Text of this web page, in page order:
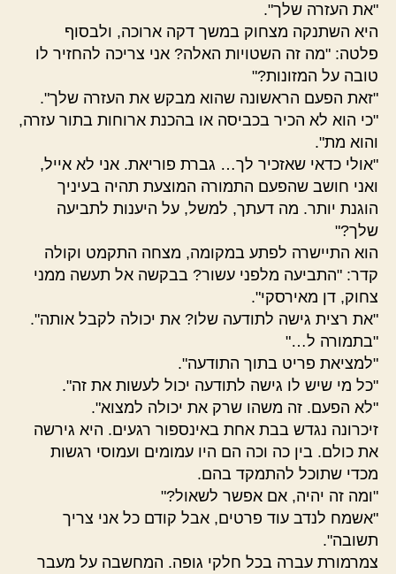
"את העזרה שלך".
היא השתנקה מצחוק במשך דקה ארוכה, ולבסוף
פלטה: "מה זה השטויות האלה? אני צריכה להחזיר לו
טובה על המזונות?"
"זאת הפעם הראשונה שהוא מבקש את העזרה שלך".
"כי הוא לא הכיר בכביסה או בהכנת ארוחות בתור עזרה,
והוא מת".
"אולי כדאי שאזכיר לך… גברת פוריאת. אני לא אייל,
ואני חושב שהפעם התמורה המוצעת תהיה בעיניך
הוגנת יותר. מה דעתך, למשל, על היענות לתביעה
שלך?"
הוא התיישרה לפתע במקומה, מצחה התקמט וקולה
קדר: "התביעה מלפני עשור? בבקשה אל תעשה ממני
צחוק, דן מאירסקי".
"את רצית גישה לתודעה שלו? את יכולה לקבל אותה".
"בתמורה ל…"
"למציאת פריט בתוך התודעה".
"כל מי שיש לו גישה לתודעה יכול לעשות את זה".
"לא הפעם. זה משהו שרק את יכולה למצוא".
זיכרונה נגדש בבת אחת באינספור רגעים. היא גירשה
את כולם. בין כה וכה הם היו עמומים ועמוסי רגשות
מכדי שתוכל להתמקד בהם.
"ומה זה יהיה, אם אפשר לשאול?"
"אשמח לנדב עוד פרטים, אבל קודם כל אני צריך
תשובה".
צמרמורת עברה בכל חלקי גופה. המחשבה על מעבר